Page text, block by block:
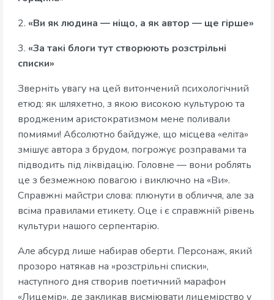
2. «Ви як людина — ніщо, а як автор — ще гірше»
3. «За такі блоги тут створюють розстрільні
списки»
Зверніть увагу на цей витончений психологічний
етюд: як шляхетно, з якою високою культурою та
вродженим аристократизмом мене поливали
помиями! Абсолютно байдуже, що місцева «еліта»
змішує автора з брудом, погрожує розправами та
підводить під ліквідацію. Головне — вони роблять
це з безмежною повагою і виключно на «Ви».
Справжні майстри слова: плюнути в обличчя, але за
всіма правилами етикету. Оце і є справжній рівень
культури нашого серпентарію.
Але абсурд лише набирав оберти. Персонаж, який
прозоро натякав на «розстрільні списки»,
наступного дня створив поетичний марафон
«Лицемір», де закликав висміювати лицемірство у